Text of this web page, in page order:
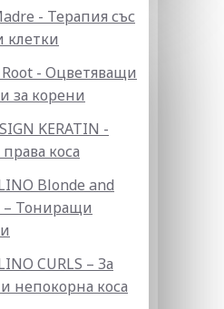
- Терапия със
клетки
- Оцветяващи
за корени
KERATIN -
коса
Blonde and
– Тониращи
CURLS – За
непокорна коса